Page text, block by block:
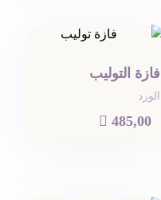
فازة التوليب
الورد
 485,00